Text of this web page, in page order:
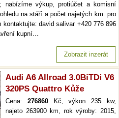
nabízíme výkup, protiúčet a komisní
na stáří a počet najetých km. pro
david salivar +420 776 896
kupní…
Zobrazit inzerát
Audi A6 Allroad 3.0BiTDi V6
320PS Quattro Kůže
Cena: 276860Kč, výkon 235 kw,
najeto 263900 km, rok výroby: 2015,